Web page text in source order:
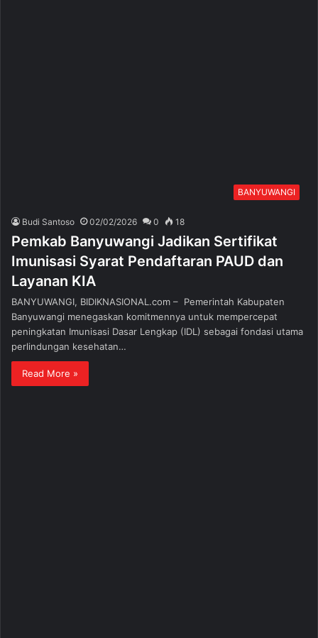
BANYUWANGI
Budi Santoso 02/02/2026 0 18
Pemkab Banyuwangi Jadikan Sertifikat
Imunisasi Syarat Pendaftaran PAUD dan
Layanan KIA
BANYUWANGI, BIDIKNASIONAL.com – Pemerintah Kabupaten
Banyuwangi menegaskan komitmennya untuk mempercepat
peningkatan Imunisasi Dasar Lengkap (IDL) sebagai fondasi utama
perlindungan kesehatan…
Read More »